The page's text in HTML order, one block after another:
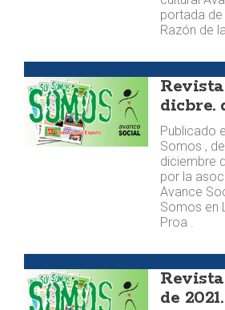
portada
Razón de
dicbre.
Publicado
Somos ,
diciembre
por la
Avance
Somos en
Proa .
de 2021.